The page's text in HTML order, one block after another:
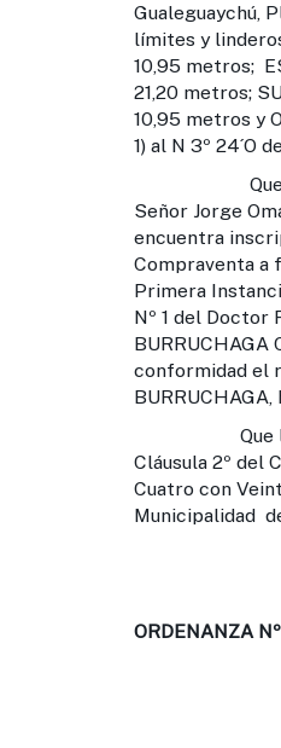
Gualeguaychú,
límites y
10,95 metros;
21,20 metros;
10,95 metros y
1) al N 3º 24´O
Que la
Señor Jorge
encuentra
Compraventa a
Primera
Nº 1 del Doctor
BURRUCHAGA
conformidad el
Que la
Cláusula 2º del
Cuatro con
Municipalidad
ORDENANZA